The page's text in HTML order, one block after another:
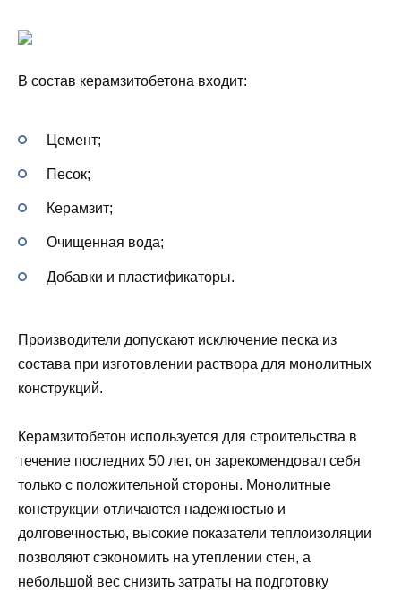
В состав керамзитобетона входит:
Цемент;
Песок;
Керамзит;
Очищенная вода;
Добавки и пластификаторы.
Производители допускают исключение песка из
состава при изготовлении раствора для монолитных
конструкций.
Керамзитобетон используется для строительства в
течение последних 50 лет, он зарекомендовал себя
только с положительной стороны. Монолитные
конструкции отличаются надежностью и
долговечностью, высокие показатели теплоизоляции
позволяют сэкономить на утеплении стен, а
небольшой вес снизить затраты на подготовку